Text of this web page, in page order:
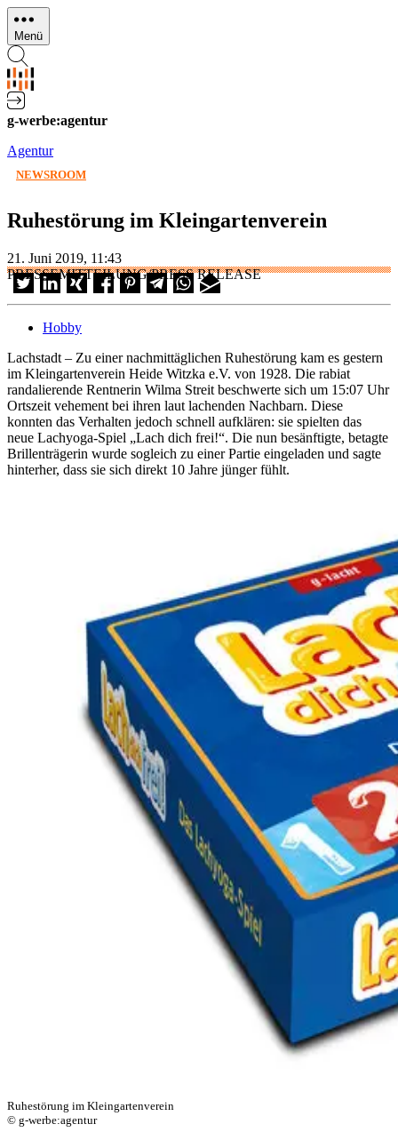
Direkt
zum
Inhalt
Menü
g-werbe:agentur
Agentur
NEWSROOM
Ruhestörung im Kleingartenverein
21. Juni 2019, 11:43
PRESSEMITTEILUNG/PRESS RELEASE
Hobby
Lachstadt – Zu einer nachmittäglichen Ruhestörung kam es gestern
im Kleingartenverein Heide Witzka e.V. von 1928. Die rabiat
randalierende Rentnerin Wilma Streit beschwerte sich um 15:07 Uhr
Ortszeit vehement bei ihren laut lachenden Nachbarn. Diese
konnten das Verhalten jedoch schnell aufklären: sie spielten das
neue Lachyoga-Spiel „Lach dich frei!“. Die nun besänftigte, betagte
Brillenträgerin wurde sogleich zu einer Partie eingeladen und sagte
hinterher, dass sie sich direkt 10 Jahre jünger fühlt.
Ruhestörung im Kleingartenverein
© g-werbe:agentur